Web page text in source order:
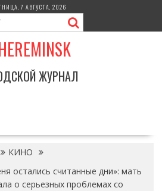
7 АВГУСТА, 2026
ЖУРНАЛ
КИНО
остались считанные дни»: мать
о серьезных проблемах со